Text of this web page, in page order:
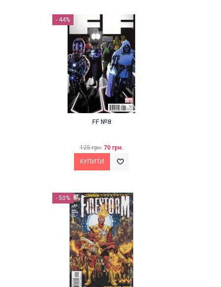
- 44%
FF №8
125 грн. 70 грн.
- 50%